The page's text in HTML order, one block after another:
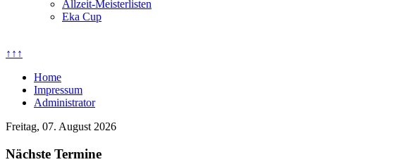
Allzeit-Meisterlisten
Eka Cup
↑↑↑
Home
Impressum
Administrator
Freitag, 07. August 2026
Nächste Termine